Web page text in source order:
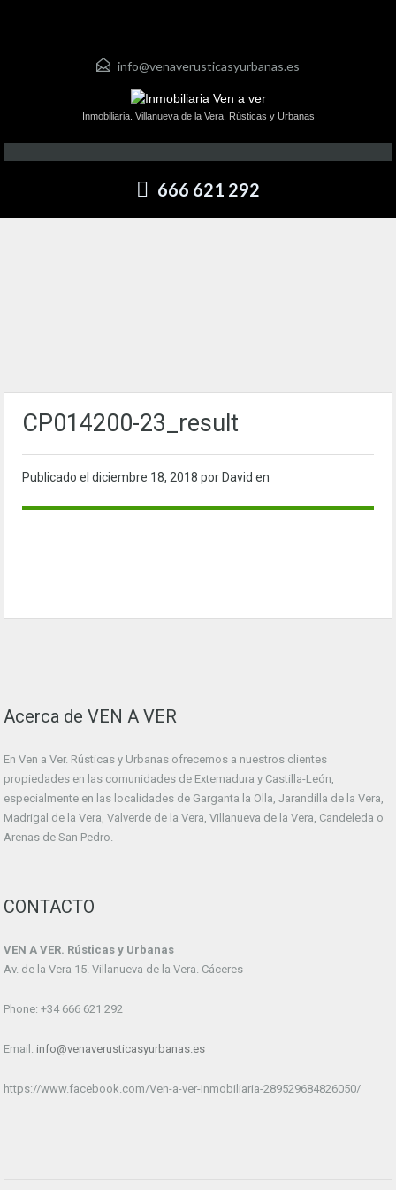
info@venaverusticasyurbanas.es
Inmobiliaria. Villanueva de la Vera. Rústicas y Urbanas
666 621 292
CP014200-23_result
Publicado el diciembre 18, 2018 por David en
Acerca de VEN A VER
En Ven a Ver. Rústicas y Urbanas ofrecemos a nuestros clientes
propiedades en las comunidades de Extemadura y Castilla-León,
especialmente en las localidades de Garganta la Olla, Jarandilla de la Vera,
Madrigal de la Vera, Valverde de la Vera, Villanueva de la Vera, Candeleda o
Arenas de San Pedro.
CONTACTO
VEN A VER. Rústicas y Urbanas
Av. de la Vera 15. Villanueva de la Vera. Cáceres
Phone: +34 666 621 292
Email: info@venaverusticasyurbanas.es
https://www.facebook.com/Ven-a-ver-Inmobiliaria-289529684826050/